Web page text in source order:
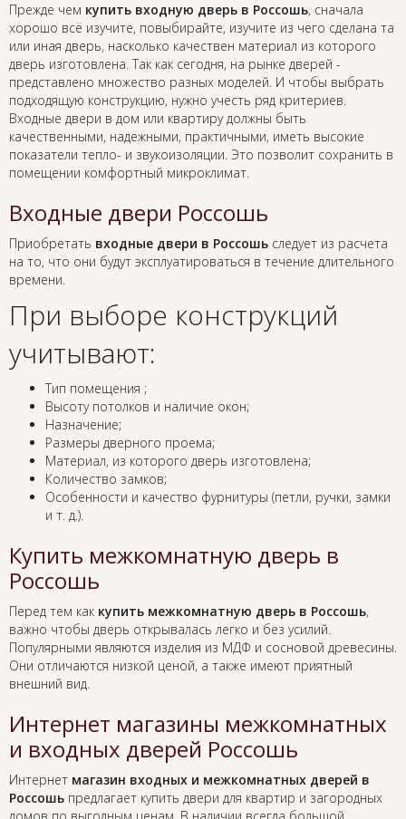
Прежде чем купить входную дверь в Россошь, сначала
хорошо всё изучите, повыбирайте, изучите из чего сделана та
или иная дверь, насколько качествен материал из которого
дверь изготовлена. Так как сегодня, на рынке дверей -
представлено множество разных моделей. И чтобы выбрать
подходящую конструкцию, нужно учесть ряд критериев.
Входные двери в дом или квартиру должны быть
качественными, надежными, практичными, иметь высокие
показатели тепло- и звукоизоляции. Это позволит сохранить в
помещении комфортный микроклимат.
Входные двери Россошь
Приобретать входные двери в Россошь следует из расчета
на то, что они будут эксплуатироваться в течение длительного
времени.
При выборе конструкций
учитывают:
Тип помещения ;
Высоту потолков и наличие окон;
Назначение;
Размеры дверного проема;
Материал, из которого дверь изготовлена;
Количество замков;
Особенности и качество фурнитуры (петли, ручки, замки
и т. д.).
Купить межкомнатную дверь в
Россошь
Перед тем как купить межкомнатную дверь в Россошь,
важно чтобы дверь открывалась легко и без усилий.
Популярными являются изделия из МДФ и сосновой древесины.
Они отличаются низкой ценой, а также имеют приятный
внешний вид.
Интернет магазины межкомнатных
и входных дверей Россошь
Интернет магазин входных и межкомнатных дверей в
Россошь предлагает купить двери для квартир и загородных